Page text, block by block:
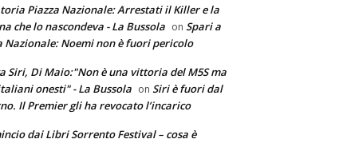
Piazza Nazionale: Arrestati il Killer e la
che lo nascondeva - La Bussola on Spari a
Nazionale: Noemi non è fuori pericolo
Siri, Di Maio:"Non è una vittoria del M5S ma
onesti" - La Bussola on Siri è fuori dal
Il Premier gli ha revocato l’incarico
dai Libri Sorrento Festival – cosa è